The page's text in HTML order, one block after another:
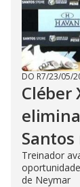
DO R7/23/05/
Cléber
Treinador
de Neymar